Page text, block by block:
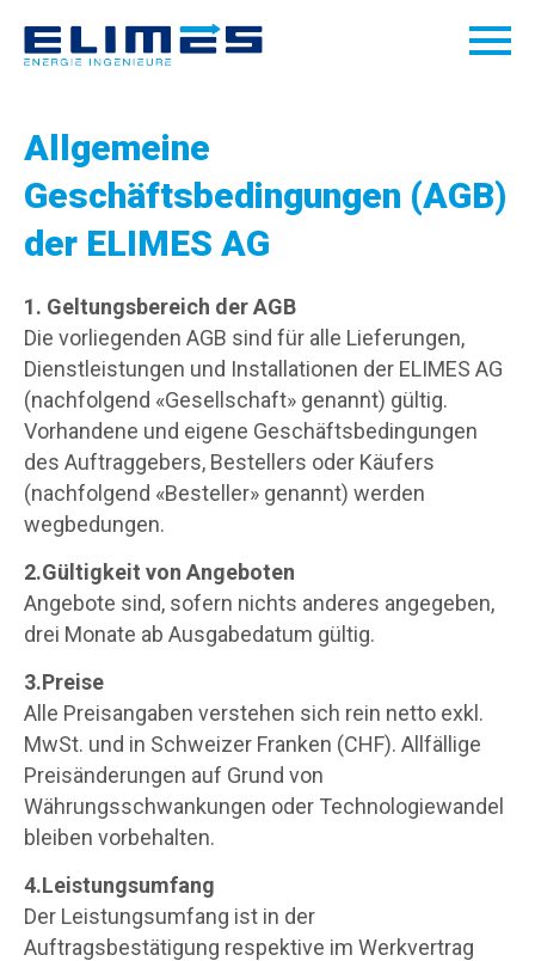
Allgemeine
Geschäftsbedingungen (AGB)
der ELIMES AG
1. Geltungsbereich der AGB
Die vorliegenden AGB sind für alle Lieferungen,
Dienstleistungen und Installationen der ELIMES AG
(nachfolgend «Gesellschaft» genannt) gültig.
Vorhandene und eigene Geschäftsbedingungen
des Auftraggebers, Bestellers oder Käufers
(nachfolgend «Besteller» genannt) werden
wegbedungen.
2.Gültigkeit von Angeboten
Angebote sind, sofern nichts anderes angegeben,
drei Monate ab Ausgabedatum gültig.
3.Preise
Alle Preisangaben verstehen sich rein netto exkl.
MwSt. und in Schweizer Franken (CHF). Allfällige
Preisänderungen auf Grund von
Währungsschwankungen oder Technologiewandel
bleiben vorbehalten.
4.Leistungsumfang
Der Leistungsumfang ist in der
Auftragsbestätigung respektive im Werkvertrag